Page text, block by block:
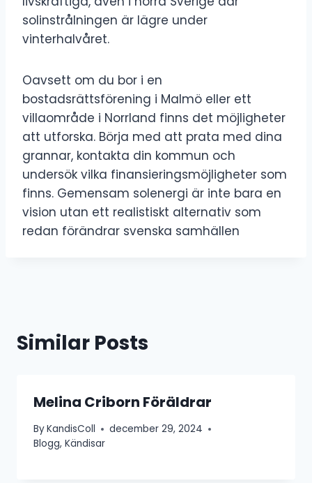
solinstrålningen är lägre under
vinterhalvåret.
Oavsett om du bor i en
bostadsrättsförening i Malmö eller ett
villaområde i Norrland finns det möjligheter
att utforska. Börja med att prata med dina
grannar, kontakta din kommun och
undersök vilka finansieringsmöjligheter som
finns. Gemensam solenergi är inte bara en
vision utan ett realistiskt alternativ som
redan förändrar svenska samhällen
Similar Posts
Melina Criborn Föräldrar
ByKandisColl
december 29, 2024
Blogg, Kändisar